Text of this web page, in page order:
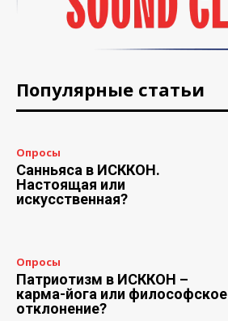
Популярные статьи
Опросы
Санньяса в ИСККОН.
Настоящая или
искусственная?
Опросы
Патриотизм в ИСККОН –
карма-йога или философское
отклонение?